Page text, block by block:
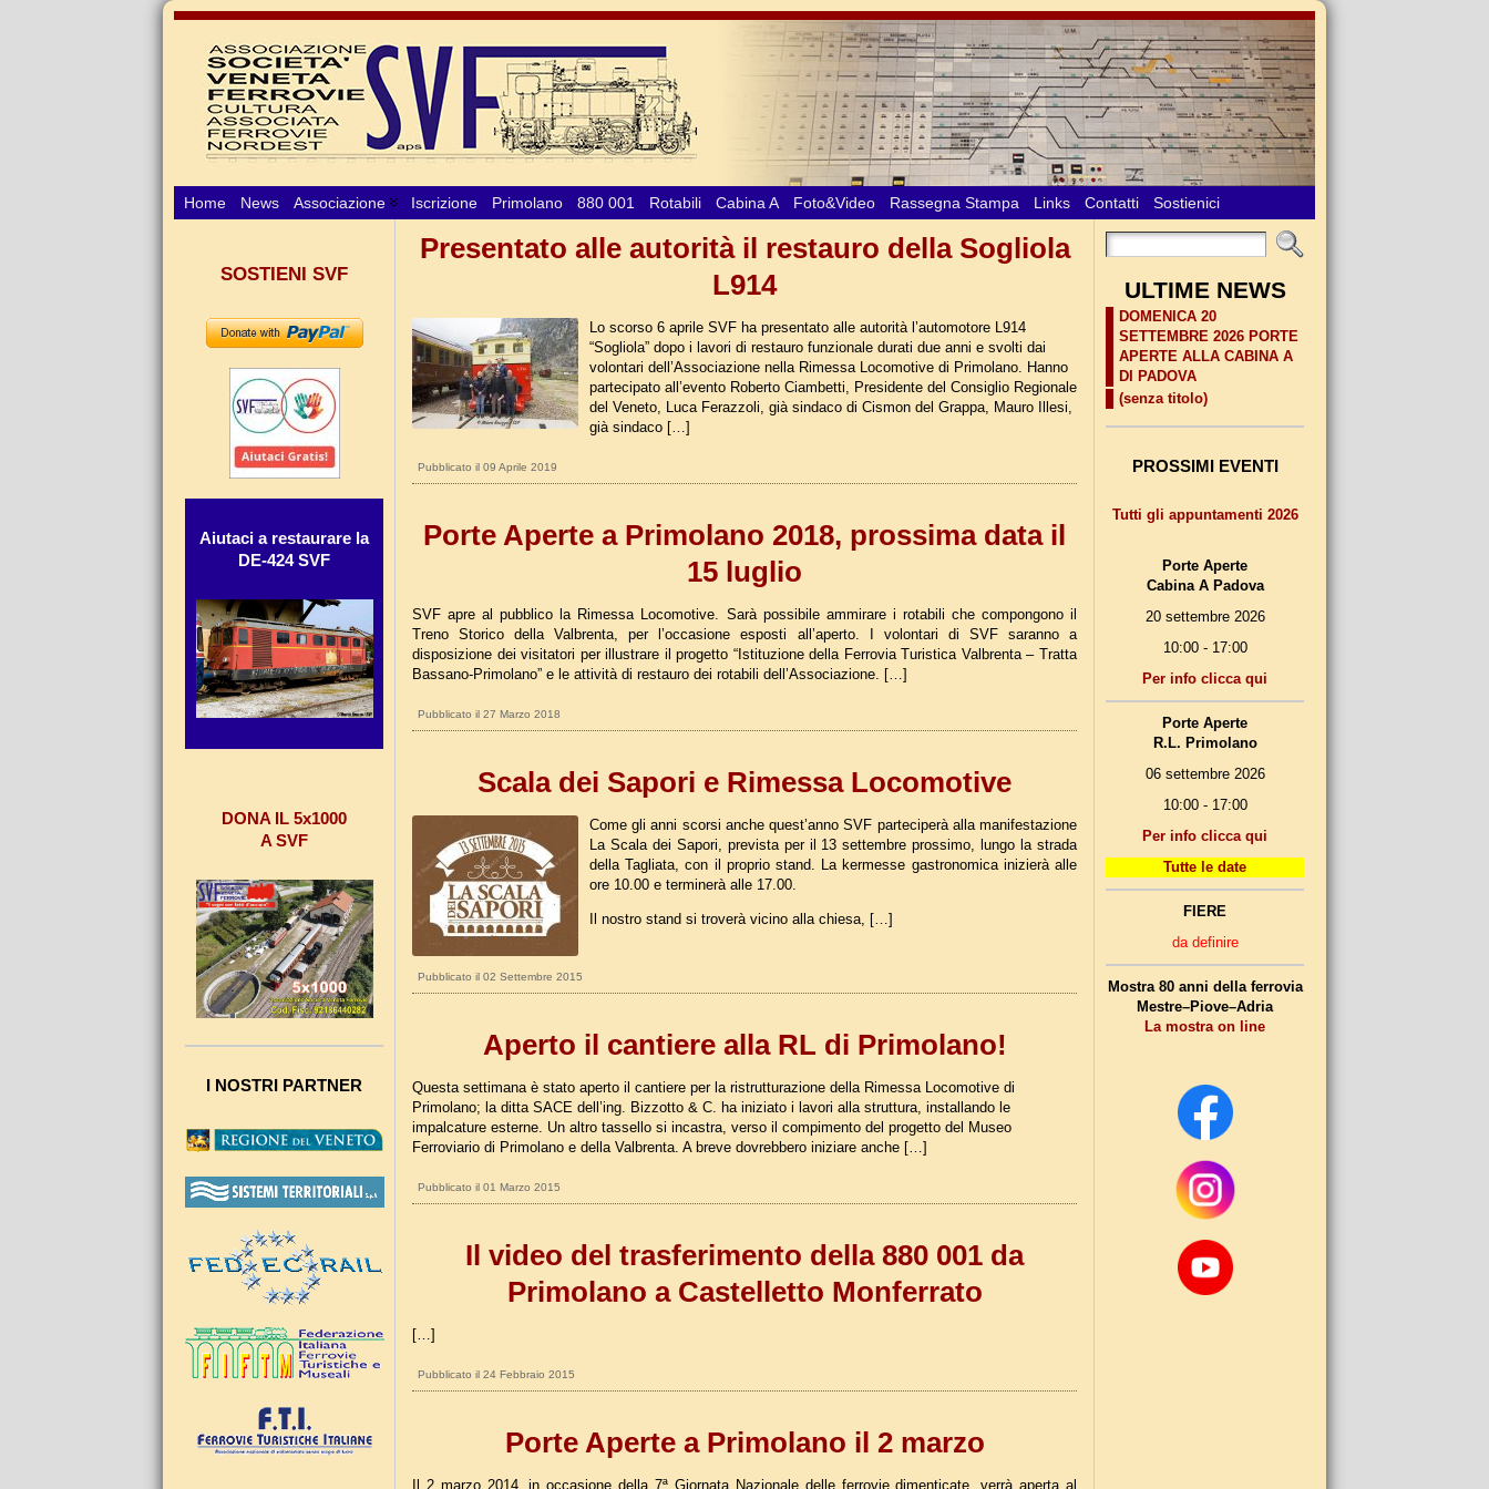
Home News Associazione Iscrizione Primolano 880 001 Rotabili Cabina A Foto&Video Rassegna Stampa Links Contatti Sostienici
SOSTIENI SVF
Aiutaci a restaurare la
DE-424 SVF
DONA IL 5x1000
A SVF
I NOSTRI PARTNER
Presentato alle autorità il restauro della Sogliola
L914
Lo scorso 6 aprile SVF ha presentato alle autorità l’automotore L914
“Sogliola” dopo i lavori di restauro funzionale durati due anni e svolti dai
volontari dell’Associazione nella Rimessa Locomotive di Primolano. Hanno
partecipato all’evento Roberto Ciambetti, Presidente del Consiglio Regionale
del Veneto, Luca Ferazzoli, già sindaco di Cismon del Grappa, Mauro Illesi,
già sindaco […]
Pubblicato il 09 Aprile 2019
Porte Aperte a Primolano 2018, prossima data il
15 luglio
SVF apre al pubblico la Rimessa Locomotive. Sarà possibile ammirare i rotabili che compongono il
Treno Storico della Valbrenta, per l’occasione esposti all’aperto. I volontari di SVF saranno a
disposizione dei visitatori per illustrare il progetto “Istituzione della Ferrovia Turistica Valbrenta – Tratta
Bassano-Primolano” e le attività di restauro dei rotabili dell’Associazione. […]
Pubblicato il 27 Marzo 2018
Scala dei Sapori e Rimessa Locomotive
Come gli anni scorsi anche quest’anno SVF parteciperà alla manifestazione
La Scala dei Sapori, prevista per il 13 settembre prossimo, lungo la strada
della Tagliata, con il proprio stand. La kermesse gastronomica inizierà alle
ore 10.00 e terminerà alle 17.00.
Il nostro stand si troverà vicino alla chiesa, […]
Pubblicato il 02 Settembre 2015
Aperto il cantiere alla RL di Primolano!
Questa settimana è stato aperto il cantiere per la ristrutturazione della Rimessa Locomotive di
Primolano; la ditta SACE dell’ing. Bizzotto & C. ha iniziato i lavori alla struttura, installando le
impalcature esterne. Un altro tassello si incastra, verso il compimento del progetto del Museo
Ferroviario di Primolano e della Valbrenta. A breve dovrebbero iniziare anche […]
Pubblicato il 01 Marzo 2015
Il video del trasferimento della 880 001 da
Primolano a Castelletto Monferrato
[…]
Pubblicato il 24 Febbraio 2015
Porte Aperte a Primolano il 2 marzo
Il 2 marzo 2014, in occasione della 7ª Giornata Nazionale delle ferrovie dimenticate, verrà aperta al
ULTIME NEWS
DOMENICA 20
SETTEMBRE 2026 PORTE
APERTE ALLA CABINA A
DI PADOVA
(senza titolo)
PROSSIMI EVENTI
Tutti gli appuntamenti 2026
Porte Aperte
Cabina A Padova
20 settembre 2026
10:00 - 17:00
Per info clicca qui
Porte Aperte
R.L. Primolano
06 settembre 2026
10:00 - 17:00
Per info clicca qui
Tutte le date
FIERE
da definire
Mostra 80 anni della ferrovia
Mestre–Piove–Adria
La mostra on line